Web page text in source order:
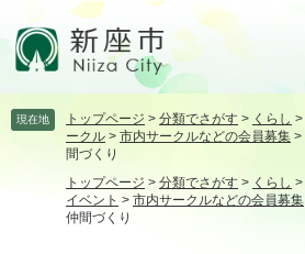
頭飛 現在地 トップページ > 分類でさがす > くらし >
ークル > 市内サークルなどの会員募集 >
間づくり
トップページ > 分類でさがす > くらし >
イベント > 市内サークルなどの会員募集
仲間づくり